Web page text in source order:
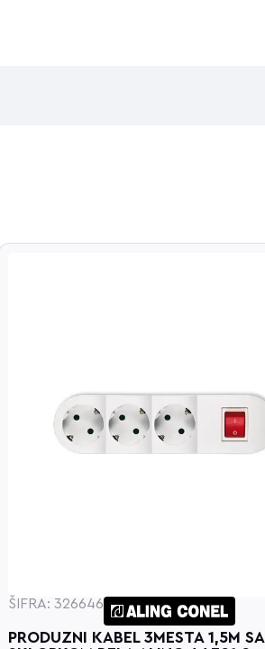
ŠIFRA: 326646
PRODUZNI KABEL 3MESTA 1,5M SA